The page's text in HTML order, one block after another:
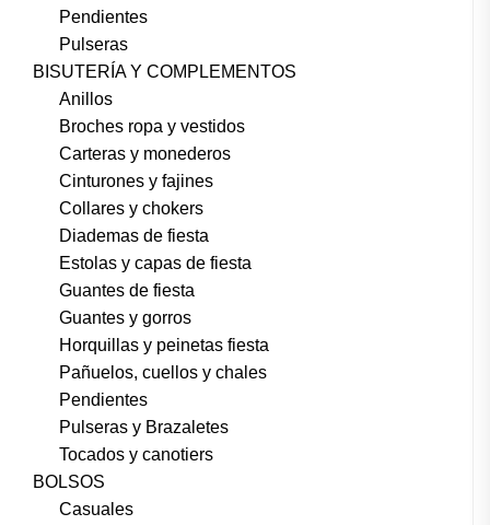
Pendientes
Pulseras
BISUTERÍA Y COMPLEMENTOS
Anillos
Broches ropa y vestidos
Carteras y monederos
Cinturones y fajines
Collares y chokers
Diademas de fiesta
Estolas y capas de fiesta
Guantes de fiesta
Guantes y gorros
Horquillas y peinetas fiesta
Pañuelos, cuellos y chales
Pendientes
Pulseras y Brazaletes
Tocados y canotiers
BOLSOS
Casuales